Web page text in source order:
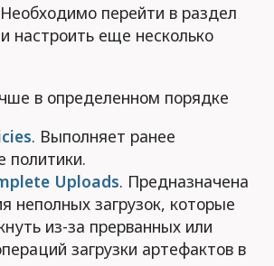
перейти в раздел
настроить еще несколько
в определенном порядке
. Выполняет ранее
политики.
Uploads. Предназначена
неполных загрузок, которые
из-за прерванных или
загрузки артефактов в